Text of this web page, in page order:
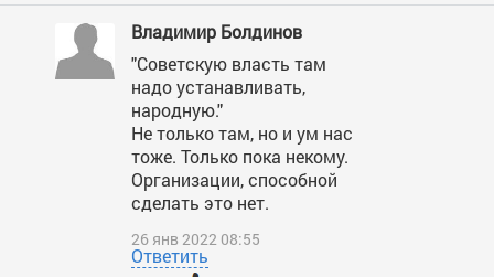
Владимир Болдинов
"Советскую власть там
надо устанавливать,
народную."
Не только там, но и ум нас
тоже. Только пока некому.
Организации, способной
сделать это нет.
26 янв 2022 08:55
Ответить